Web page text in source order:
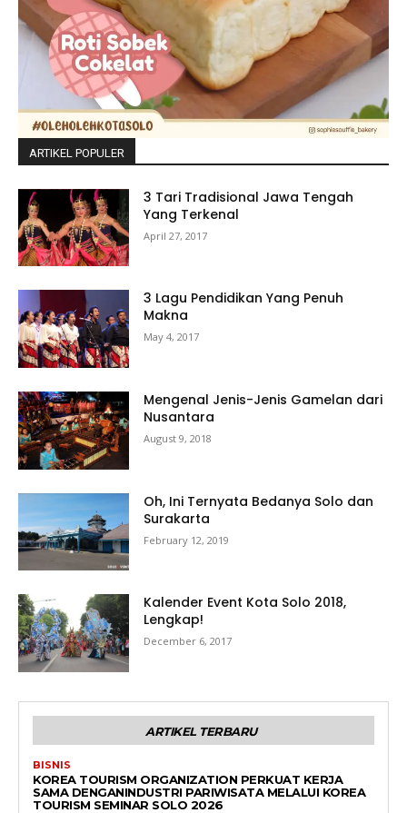
ARTIKEL POPULER
3 Tari Tradisional Jawa Tengah
Yang Terkenal
April 27, 2017
3 Lagu Pendidikan Yang Penuh
Makna
May 4, 2017
Mengenal Jenis-Jenis Gamelan dari
Nusantara
August 9, 2018
Oh, Ini Ternyata Bedanya Solo dan
Surakarta
February 12, 2019
Kalender Event Kota Solo 2018,
Lengkap!
December 6, 2017
ARTIKEL TERBARU
BISNIS
KOREA TOURISM ORGANIZATION PERKUAT KERJA
SAMA DENGANINDUSTRI PARIWISATA MELALUI KOREA
TOURISM SEMINAR SOLO 2026